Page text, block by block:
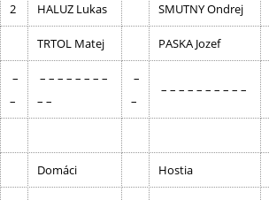
2 HALUZ Lukas SMUTNY Ondrej
TRTOL Matej PASKA Jozef
–
–
– – – – – – – –
– –
–
–
– – – – – – – – – –
Domáci Hostia